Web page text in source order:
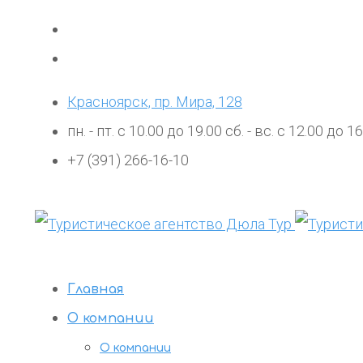
Красноярск, пр. Мира, 128
пн. - пт. с 10.00 до 19.00 сб. - вс. с 12.00 до
+7 (391) 266-16-10
Главная
О компании
О компании